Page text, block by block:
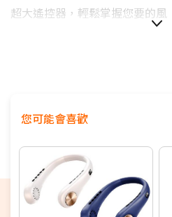
24期
DC與AC風扇有什麼不同？→點
超大遙控器，輕鬆掌握您要的風
您可能會喜歡